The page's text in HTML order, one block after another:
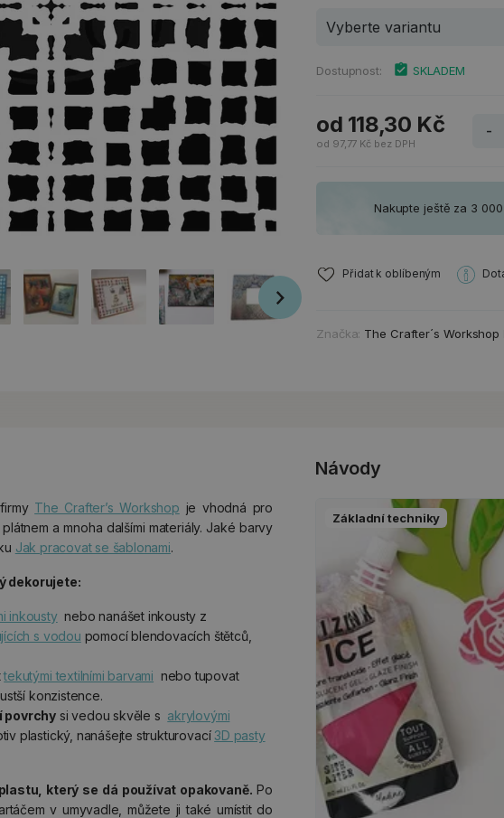
Dostupnost: SKLADEM
od 118,30 Kč
od 97,77 Kč bez DPH
-
Nakupte ještě za 3
Přidat k oblíbeným
Značka: The Crafter´s Workshop
The Crafter’s Workshop je vhodná pro
a mnoha dalšími materiály. Jaké barvy
Jak pracovat se šablonami.
dekorujete:
inkoustynebo nanášet inkousty z
s vodou pomocí blendovacích štětců,
tekutými textilními barvami nebo tupovat
konzistence.
povrchy si vedou skvěle s akrylovými
plastický, nanášejte strukturovací3D pasty
který se dá používat opakovaně. Po
v umyvadle, můžete ji také umístit do
Návody
Základní techniky